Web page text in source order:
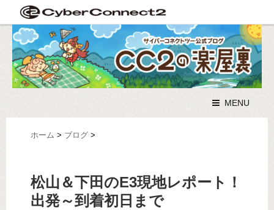
MENU
ホーム > ブログ >
松山＆下田のE3現地レポート！
出発～到着初日まで